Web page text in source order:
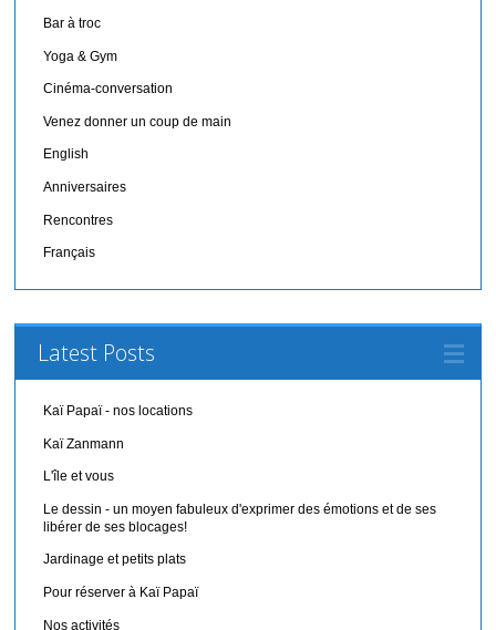
Bar à troc
Yoga & Gym
Cinéma-conversation
Venez donner un coup de main
English
Anniversaires
Rencontres
Français
Latest Posts
Kaï Papaï - nos locations
Kaï Zanmann
L'île et vous
Le dessin - un moyen fabuleux d'exprimer des émotions et de ses
libérer de ses blocages!
Jardinage et petits plats
Pour réserver à Kaï Papaï
Nos activités